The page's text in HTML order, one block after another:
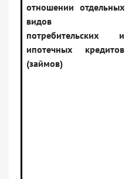
отношении отдельных
видов
потребительских и
ипотечных кредитов
(займов)